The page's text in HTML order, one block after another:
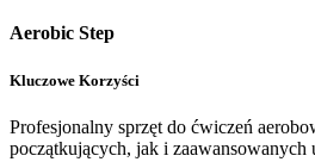
Aerobic Step
Kluczowe Korzyści
Profesjonalny sprzęt do ćwiczeń
początkujących, jak i